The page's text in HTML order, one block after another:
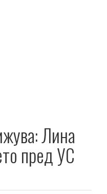
Лина
пред УС